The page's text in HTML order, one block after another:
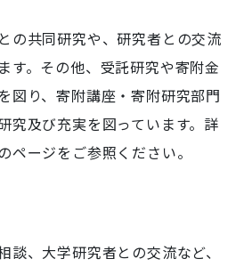
の共同研究や、研究者との交流
す。その他、受託研究や寄附金
図り、寄附講座・寄附研究部門
究及び充実を図っています。詳
ページをご参照ください。
談、大学研究者との交流など、